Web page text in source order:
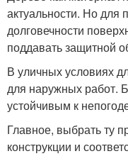
актуальности. Но для
долговечности
поддавать защитной
В уличных условиях
для наружных работ.
устойчивым к
Главное, выбрать ту
конструкции и